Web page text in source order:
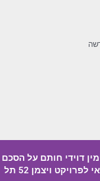
דוידי חותם על הסכם
ליווי בנקאי לפרויקט ויצמן 52 תל